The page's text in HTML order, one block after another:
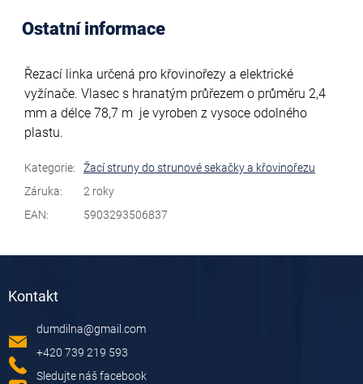
Ostatní informace
Řezací linka určená pro křovinořezy a elektrické
vyžínače. Vlasec s hranatým průřezem o průměru 2,4
mm a délce 78,7 m je vyroben z vysoce odolného
plastu.
Kategorie:
Žací struny do strunové sekačky a křovinořezu
Záruka:
2 roky
EAN: 5903293506837
Kontakt
dumdilna@gmail.com
+420 739 219 593
Sledujte náš facebook